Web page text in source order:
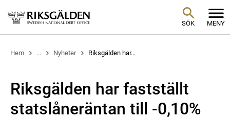
SÖK MENY
Hem ... Nyheter Riksgälden har...
Riksgälden har fastställt
statslåneräntan till -0,10%